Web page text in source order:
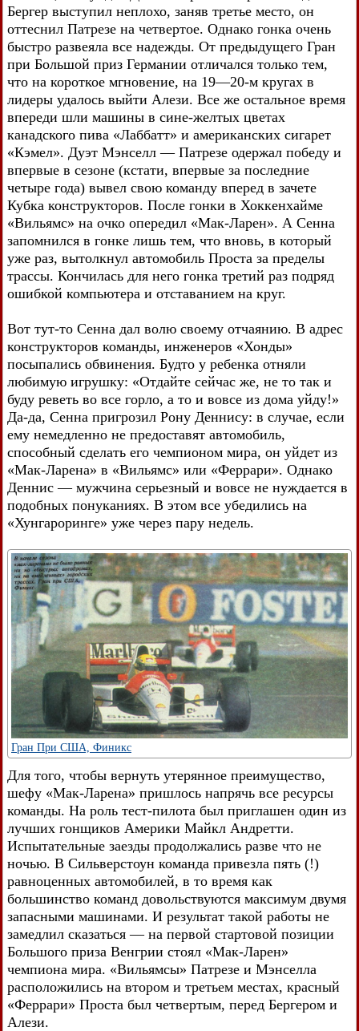
Бергер выступил неплохо, заняв третье место, он
оттеснил Патрезе на четвертое. Однако гонка очень
быстро развеяла все надежды. От предыдущего Гран
при Большой приз Германии отличался только тем,
что на короткое мгновение, на 19—20-м кругах в
лидеры удалось выйти Алези. Все же остальное время
впереди шли машины в сине-желтых цветах
канадского пива «Лаббатт» и американских сигарет
«Кэмел». Дуэт Мэнселл — Патрезе одержал победу и
впервые в сезоне (кстати, впервые за последние
четыре года) вывел свою команду вперед в зачете
Кубка конструкторов. После гонки в Хоккенхайме
«Вильямс» на очко опередил «Мак-Ларен». А Сенна
запомнился в гонке лишь тем, что вновь, в который
уже раз, вытолкнул автомобиль Проста за пределы
трассы. Кончилась для него гонка третий раз подряд
ошибкой компьютера и отставанием на круг.
Вот тут-то Сенна дал волю своему отчаянию. В адрес
конструкторов команды, инженеров «Хонды»
посыпались обвинения. Будто у ребенка отняли
любимую игрушку: «Отдайте сейчас же, не то так и
буду реветь во все горло, а то и вовсе из дома уйду!»
Да-да, Сенна пригрозил Рону Деннису: в случае, если
ему немедленно не предоставят автомобиль,
способный сделать его чемпионом мира, он уйдет из
«Мак-Ларена» в «Вильямс» или «Феррари». Однако
Деннис — мужчина серьезный и вовсе не нуждается в
подобных понуканиях. В этом все убедились на
«Хунгароринге» уже через пару недель.
Гран При США, Финикс
Для того, чтобы вернуть утерянное преимущество,
шефу «Мак-Ларена» пришлось напрячь все ресурсы
команды. На роль тест-пилота был приглашен один из
лучших гонщиков Америки Майкл Андретти.
Испытательные заезды продолжались разве что не
ночью. В Сильверстоун команда привезла пять (!)
равноценных автомобилей, в то время как
большинство команд довольствуются максимум двумя
запасными машинами. И результат такой работы не
замедлил сказаться — на первой стартовой позиции
Большого приза Венгрии стоял «Мак-Ларен»
чемпиона мира. «Вильямсы» Патрезе и Мэнселла
расположились на втором и третьем местах, красный
«Феррари» Проста был четвертым, перед Бергером и
Алези.